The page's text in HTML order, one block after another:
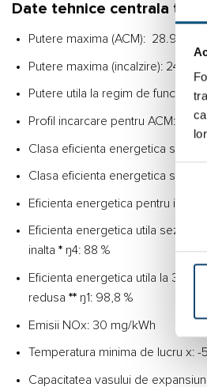
Date tehnice centrala
Putere maxima (ACM): 28.9 kW
Putere maxima (incalzire): 24,7 kW
Putere utila la regim de
Profil incarcare pentru ACM: XL
Clasa eficienta energetica
Clasa eficienta energetica
Eficienta energetica pentru
Eficienta energetica utila
inalta *ŋ4: 88 %
Eficienta energetica utila la 30%
redusa **ŋ1: 98,8 %
Emisii NOx: 30 mg/kWh
Temperatura minima de lucru x: -
Capacitatea vasului de